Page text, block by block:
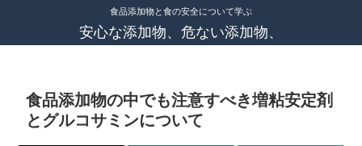
食品添加物と食の安全について学ぶ
安心な添加物、危ない添加物、
食品添加物の中でも注意すべき増粘安定剤
とグルコサミンについて